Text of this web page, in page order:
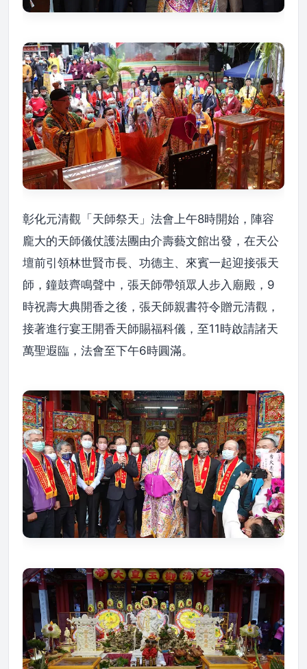
彰化元清觀「天師祭天」法會上午8時開始，陣容
龐大的天師儀仗護法團由介壽藝文館出發，在天公
壇前引領林世賢市長、功德主、來賓一起迎接張天
師，鐘鼓齊鳴聲中，張天師帶領眾人步入廟殿，9
時祝壽大典開香之後，張天師親書符令贈元清觀，
接著進行宴王開香天師賜福科儀，至11時啟請諸天
萬聖遐臨，法會至下午6時圓滿。